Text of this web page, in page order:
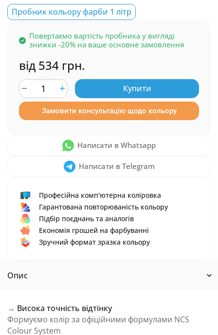
Пробник кольору фарби 1 літр
Повертаємо вартість пробника у вигляді
знижки -20% на ваше основне замовлення
від 534 грн.
Купити
Замовити консультацію щодо кольору
Написати в Whatsapp
Написати в Telegram
Професійна комп'ютерна коліровка
Гарантована повторюваність кольору
Підбір поєднань та аналогів
Економія грошей на фарбуванні
Зручний формат зразка кольору
Опис
→ Висока точність відтінку
Формуємо колір за офіційними формулами NCS
Colour System